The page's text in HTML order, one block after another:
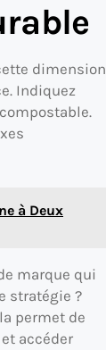
dimension
Indiquez
à Deux
marque qui
stratégie ?
permet de
accéder